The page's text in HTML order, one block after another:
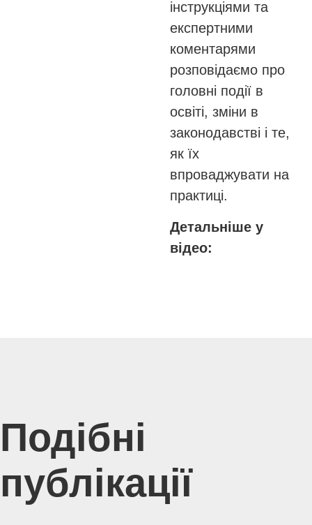
інструкціями та
експертними
коментарями
розповідаємо про
головні події в
освіті, зміни в
законодавстві і те,
як їх
впроваджувати на
практиці.
Детальніше у
відео:
Подібні
публікації